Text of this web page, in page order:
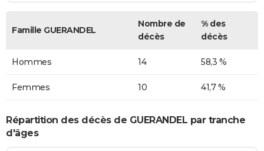
Famille GUERANDEL
Nombre de
décès
% des
décès
Hommes 14 58,3 %
Femmes 10 41,7 %
Répartition des décès de GUERANDEL par tranche
d'âges